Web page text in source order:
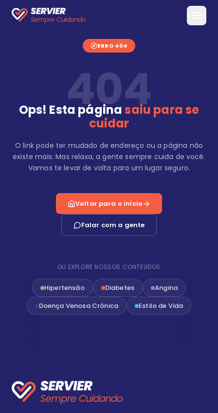
ERRO 404
404
Ops! Esta páginasaiu para se
cuidar
O link pode ter mudado de endereço ou a página não
existe mais. Mas relaxa, a gente sempre cuida de você.
Vamos te levar de volta para um lugar seguro.
Voltar para o início
Falar com a gente
OU EXPLORE NOSSOS CONTEÚDOS
Hipertensão Diabetes
Angina
Doença Venosa Crônica
Estilo de Vida